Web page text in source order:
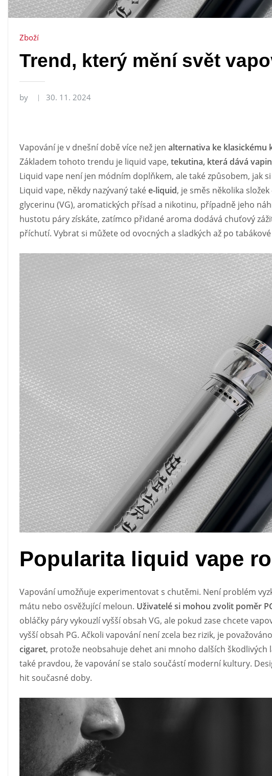
Zboží
Trend, který mění svět
by 30. 11. 2024
Vapování je v dnešní době více než jen alternativa ke klasickému
Základem tohoto trendu je liquid vape, tekutina, která dává
Liquid vape není jen módním doplňkem, ale také způsobem, jak
Liquid vape, někdy nazývaný takée-liquid, je směs několika
glycerinu (VG), aromatických přísad a nikotinu, případně jeho
hustotu páry získáte, zatímco přidané aroma dodává chuťový
příchutí. Vybrat si můžete od ovocných a sladkých až po
Popularita liquid vape
Vapování umožňuje experimentovat s chutěmi. Není problém
mátu nebo osvěžující meloun. Uživatelé si mohou zvolit poměr
obláčky páry vykouzlí vyšší obsah VG, ale pokud zase chcete
vyšší obsah PG. Ačkoli vapování není zcela bez rizik, je
cigaret, protože neobsahuje dehet ani mnoho dalších škodlivých
také pravdou, že vapování se stalo součástí moderní kultury.
hit současné doby.